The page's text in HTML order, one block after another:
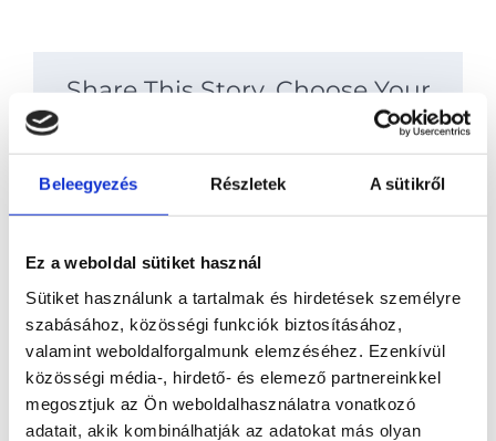
Beleegyezés Részletek A sütikről
Ez a weboldal sütiket használ
Sütiket használunk a tartalmak és hirdetések személyre
szabásához, közösségi funkciók biztosításához,
valamint weboldalforgalmunk elemzéséhez. Ezenkívül
közösségi média-, hirdető- és elemező partnereinkkel
megosztjuk az Ön weboldalhasználatra vonatkozó
adatait, akik kombinálhatják az adatokat más olyan
Share This Story, Choose Your
About the Author: codebuild
Hagyj üzenetet
You must be